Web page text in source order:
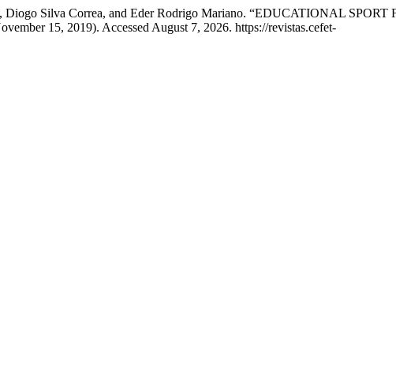
Diogo Silva Correa, and Eder Rodrigo Mariano. “EDUCATIONAL
15, 2019). Accessed August 7, 2026. https://revistas.cefet-